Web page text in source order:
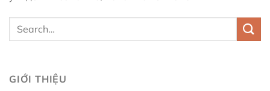
GIỚI THIỆU